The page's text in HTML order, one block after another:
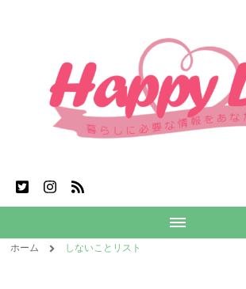
ホーム しないことリスト